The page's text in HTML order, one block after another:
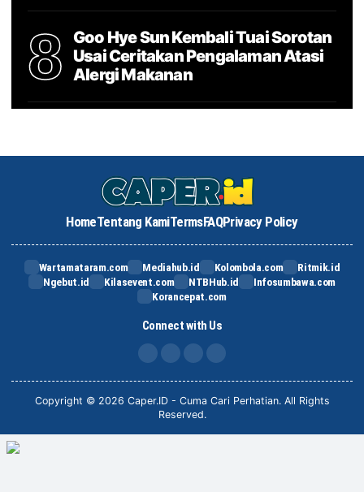
8
Goo Hye Sun Kembali Tuai Sorotan
Usai Ceritakan Pengalaman Atasi
Alergi Makanan
HomeTentang KamiTermsFAQPrivacy Policy
Wartamataram.com Mediahub.id Kolombola.com
Ritmik.id
Ngebut.id
Kilasevent.com NTBHub.id
Infosumbawa.com
Korancepat.com
Connect with Us
FB IG TikTok
Copyright © 2026 Caper.ID - Cuma Cari Perhatian. All Rights
Reserved.